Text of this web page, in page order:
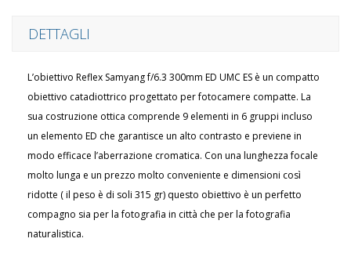
DETTAGLI
L’obiettivo Reflex Samyang f/6.3 300mm ED UMC ES è un compatto
obiettivo catadiottrico progettato per fotocamere compatte. La
sua costruzione ottica comprende 9 elementi in 6 gruppi incluso
un elemento ED che garantisce un alto contrasto e previene in
modo efficace l’aberrazione cromatica. Con una lunghezza focale
molto lunga e un prezzo molto conveniente e dimensioni così
ridotte ( il peso è di soli 315 gr) questo obiettivo è un perfetto
compagno sia per la fotografia in città che per la fotografia
naturalistica.